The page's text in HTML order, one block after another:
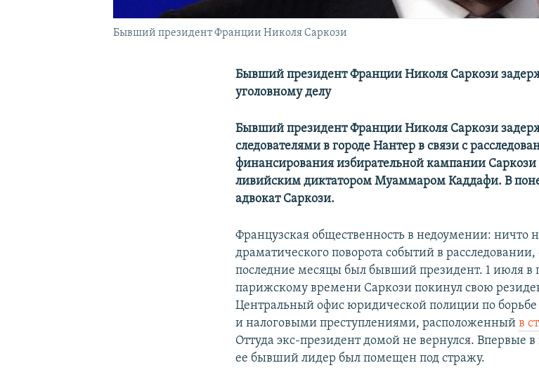
Бывший президент Франции Николя Саркози
Бывший президент Франции Николя Саркози
уголовному делу
Бывший президент Франции Николя Саркози
следователями в городе Нантер в связи с
финансирования избирательной кампании
ливийским диктатором Муаммаром Каддафи. В
адвокат Саркози.
Французская общественность в недоумении: ничто
драматического поворота событий в
последние месяцы был бывший президент. 1 июля в
парижскому времени Саркози покинул свою
Центральный офис юридической полиции по
и налоговыми преступлениями, расположенныйв
Оттуда экс-президент домой не вернулся. Впервые
ее бывший лидер был помещен под стражу.